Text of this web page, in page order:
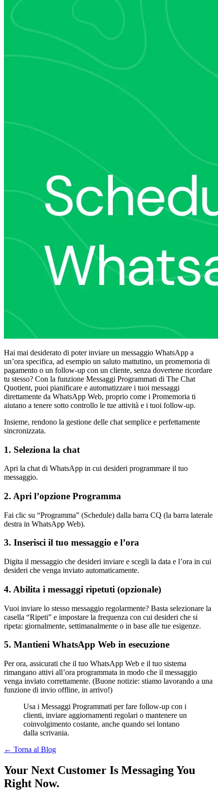
Hai mai desiderato di poter inviare un messaggio WhatsApp a
un’ora specifica, ad esempio un saluto mattutino, un promemoria di
pagamento o un follow-up con un cliente, senza dovertene ricordare
tu stesso? Con la funzione Messaggi Programmati di The Chat
Quotient, puoi pianificare e automatizzare i tuoi messaggi
direttamente da WhatsApp Web, proprio come i Promemoria ti
aiutano a tenere sotto controllo le tue attività e i tuoi follow-up.
Insieme, rendono la gestione delle chat semplice e perfettamente
sincronizzata.
1. Seleziona la chat
Apri la chat di WhatsApp in cui desideri programmare il tuo
messaggio.
2. Apri l’opzione Programma
Fai clic su “Programma” (Schedule) dalla barra CQ (la barra laterale
destra in WhatsApp Web).
3. Inserisci il tuo messaggio e l’ora
Digita il messaggio che desideri inviare e scegli la data e l’ora in cui
desideri che venga inviato automaticamente.
4. Abilita i messaggi ripetuti (opzionale)
Vuoi inviare lo stesso messaggio regolarmente? Basta selezionare la
casella “Ripeti” e impostare la frequenza con cui desideri che si
ripeta: giornalmente, settimanalmente o in base alle tue esigenze.
5. Mantieni WhatsApp Web in esecuzione
Per ora, assicurati che il tuo WhatsApp Web e il tuo sistema
rimangano attivi all’ora programmata in modo che il messaggio
venga inviato correttamente. (Buone notizie: stiamo lavorando a una
funzione di invio offline, in arrivo!)
Usa i Messaggi Programmati per fare follow-up con i
clienti, inviare aggiornamenti regolari o mantenere un
coinvolgimento costante, anche quando sei lontano
dalla scrivania.
← Torna al Blog
Your Next Customer Is Messaging You
Right Now.